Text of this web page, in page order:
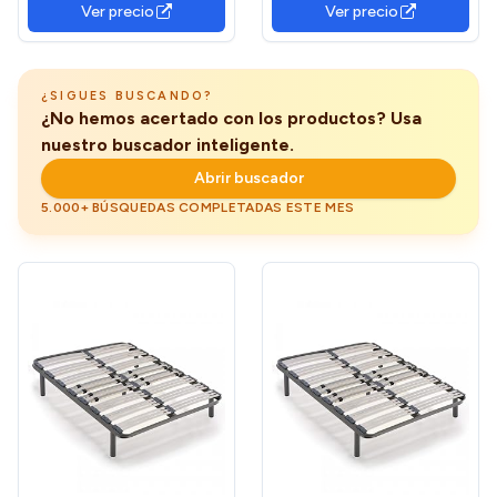
Somier Eléctrico Articulado
en 5 Planos con Mando y
Ver precio
105x190 cm
Ver precio
¿SIGUES BUSCANDO?
¿No hemos acertado con los productos? Usa
nuestro buscador inteligente.
Abrir buscador
5.000+ BÚSQUEDAS COMPLETADAS ESTE MES